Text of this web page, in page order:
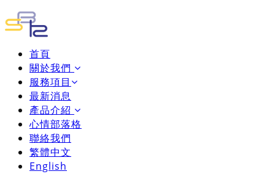
首頁
關於我們
服務項目
最新消息
產品介紹
心情部落格
聯絡我們
繁體中文
English